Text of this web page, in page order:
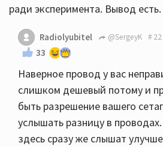
ради эксперимента. Вывод есть.
Radiolyubitel @SergeyK
33
Наверное провод у вас
слишком дешевый потому и
быть разрешение вашего
услышать разницу в
здесь сразу же слышат